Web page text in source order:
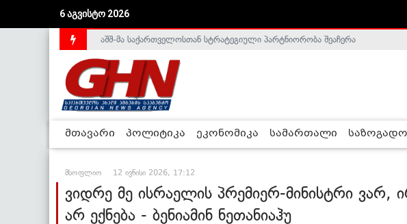
6 აგვისტო 2026
საქართველოს დე-ფაქტო მთავრობა არალეგიტიმურია - ჰელსინკის კომისია
აშშ-მა საქართველოსთან სტრატეგიული პარტნიორობა შეაჩერა
მთავარი პოლიტიკა ეკონომიკა სამართალი
მსოფლიო 12 ივნისი 2026, 17:12
ვიდრე მე ისრაელის პრემიერ-მინისტრი ვარ,
არ ექნება - ბენიამინ ნეთანიაჰუ